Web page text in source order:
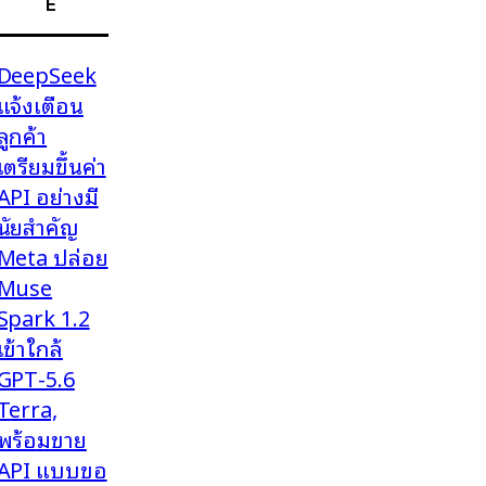
DeepSeek
แจ้งเตือน
กค้า
เตรียมขึ้นค่า
อย่างมี
ยสำคัญ
Meta ปล่อย
Muse
1.2
เข้าใกล้
5.6
ร้อมขาย
แบบขอ